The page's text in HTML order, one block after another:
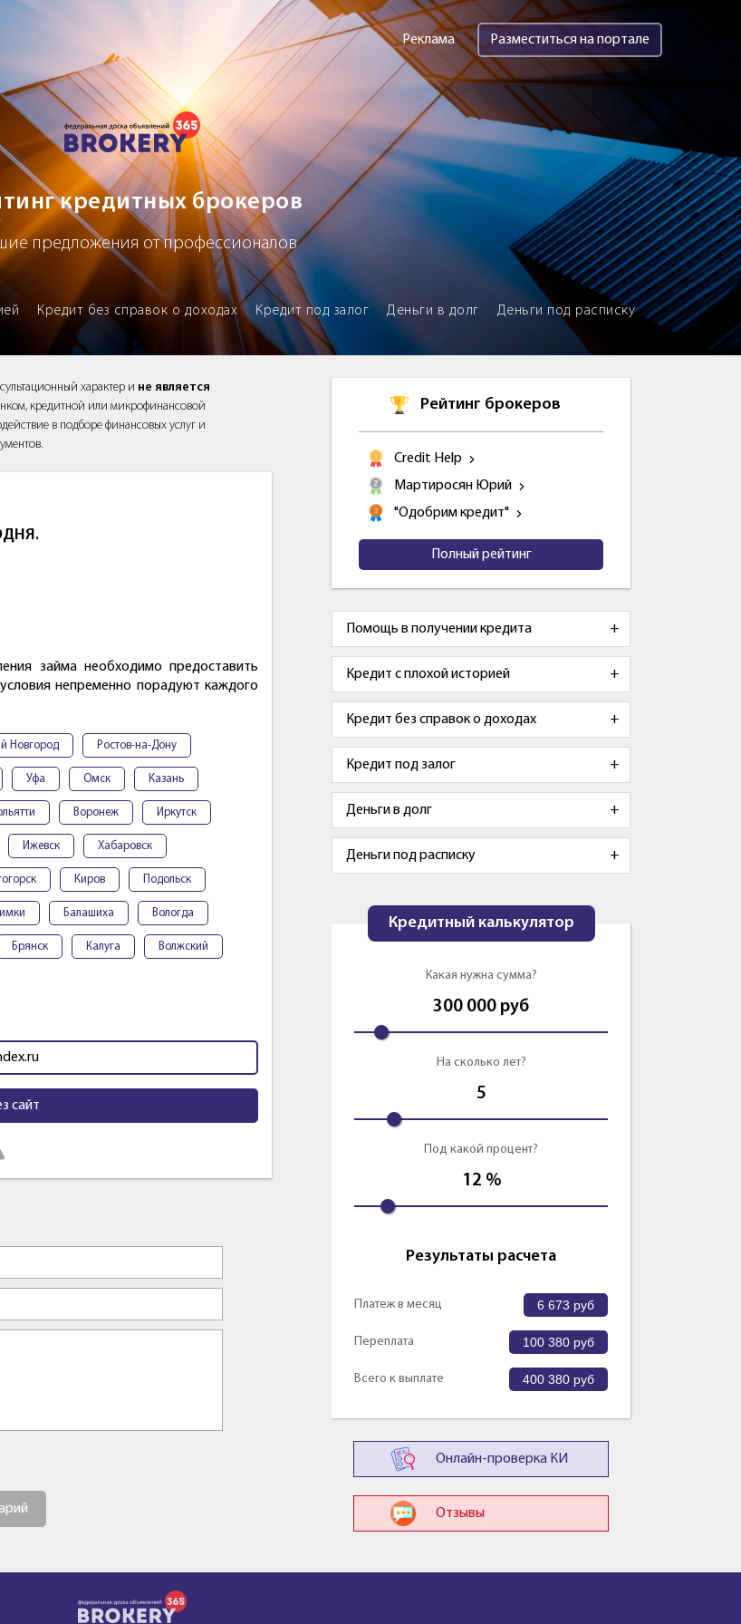
Реклама Разместиться на портале
кредитных брокеров
предложения от профессионалов
Кредит без справок о доходах Кредит под залог Деньги в долг Деньги под расписку
характер и не является
кредитной или микрофинансовой
в подборе финансовых услуг и
займа необходимо предоставить
непременно порадуют каждого
Новгород Ростов-на-Дону
Уфа Омск Казань
Воронеж Иркутск
Ижевск Хабаровск
Киров Подольск
Балашиха Вологда
Брянск Калуга Волжский
сайт
Рейтинг брокеров
Credit Help
Мартиросян Юрий
"Одобрим кредит"
Полный рейтинг
Помощь в получении кредита
Кредит с плохой историей
Кредит без справок о доходах
Кредит под залог
Деньги в долг
Деньги под расписку
Кредитный калькулятор
Какая нужна сумма?
300 000 руб
На сколько лет?
5
Под какой процент?
12 %
Результаты расчета
Платеж в месяц 6 673 руб
Переплата 100 380 руб
Всего к выплате 400 380 руб
Онлайн-проверка КИ
Отзывы